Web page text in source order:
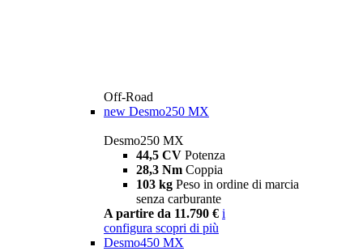
Off-Road
new Desmo250 MX
Desmo250 MX
44,5 CV Potenza
28,3 Nm Coppia
103 kg Peso in ordine di marcia
senza carburante
A partire da 11.790 € i
configura scopri di più
Desmo450 MX